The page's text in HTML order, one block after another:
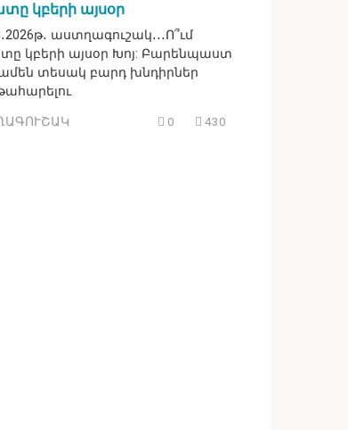
կբերի այսօր
աստղագուշակ․․․Ո՞ւմ
կբերի այսօր Խոյ: Բարենպաստ
տեսակ բարդ խնդիրներ
0 430